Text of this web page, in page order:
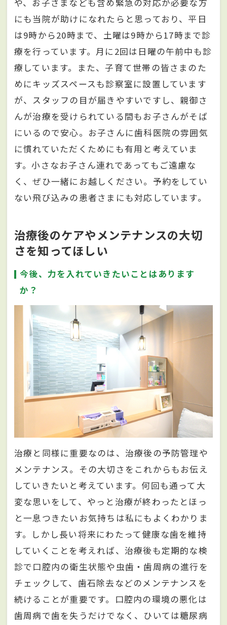
や、お子さまなども含め緊急の対応が必要な方
にも当院が助けになれたらと思っており、平日
は9時から20時まで、土曜は9時から17時まで診
療を行っています。月に2回は日曜の午前中も診
療しています。また、子育て世帯の皆さまのた
めにキッズスペースも診察室に設置しています
が、スタッフの目が届きやすいですし、親御さ
んが治療を受けられている間もお子さんがそば
にいるので安心。お子さんに歯科医院の雰囲気
に慣れていただくためにも有用と考えていま
す。小さなお子さん連れであってもご遠慮な
く、ぜひ一緒にお越しください。予約をしてい
ない飛び込みの患者さまにも対応しています。
治療後のケアやメンテナンスの大切
さを知ってほしい
今後、力を入れていきたいことはあります
か？
治療と同様に重要なのは、治療後の予防管理や
メンテナンス。その大切さをこれからもお伝え
していきたいと考えています。何回も通って大
変な思いをして、やっと治療が終わったとほっ
と一息つきたいお気持ちは私にもよくわかりま
す。しかし長い将来にわたって健康な歯を維持
していくことを考えれば、治療後も定期的な検
診で口腔内の衛生状態や虫歯・歯周病の進行を
チェックして、歯石除去などのメンテナンスを
続けることが重要です。口腔内の環境の悪化は
歯周病で歯を失うだけでなく、ひいては糖尿病